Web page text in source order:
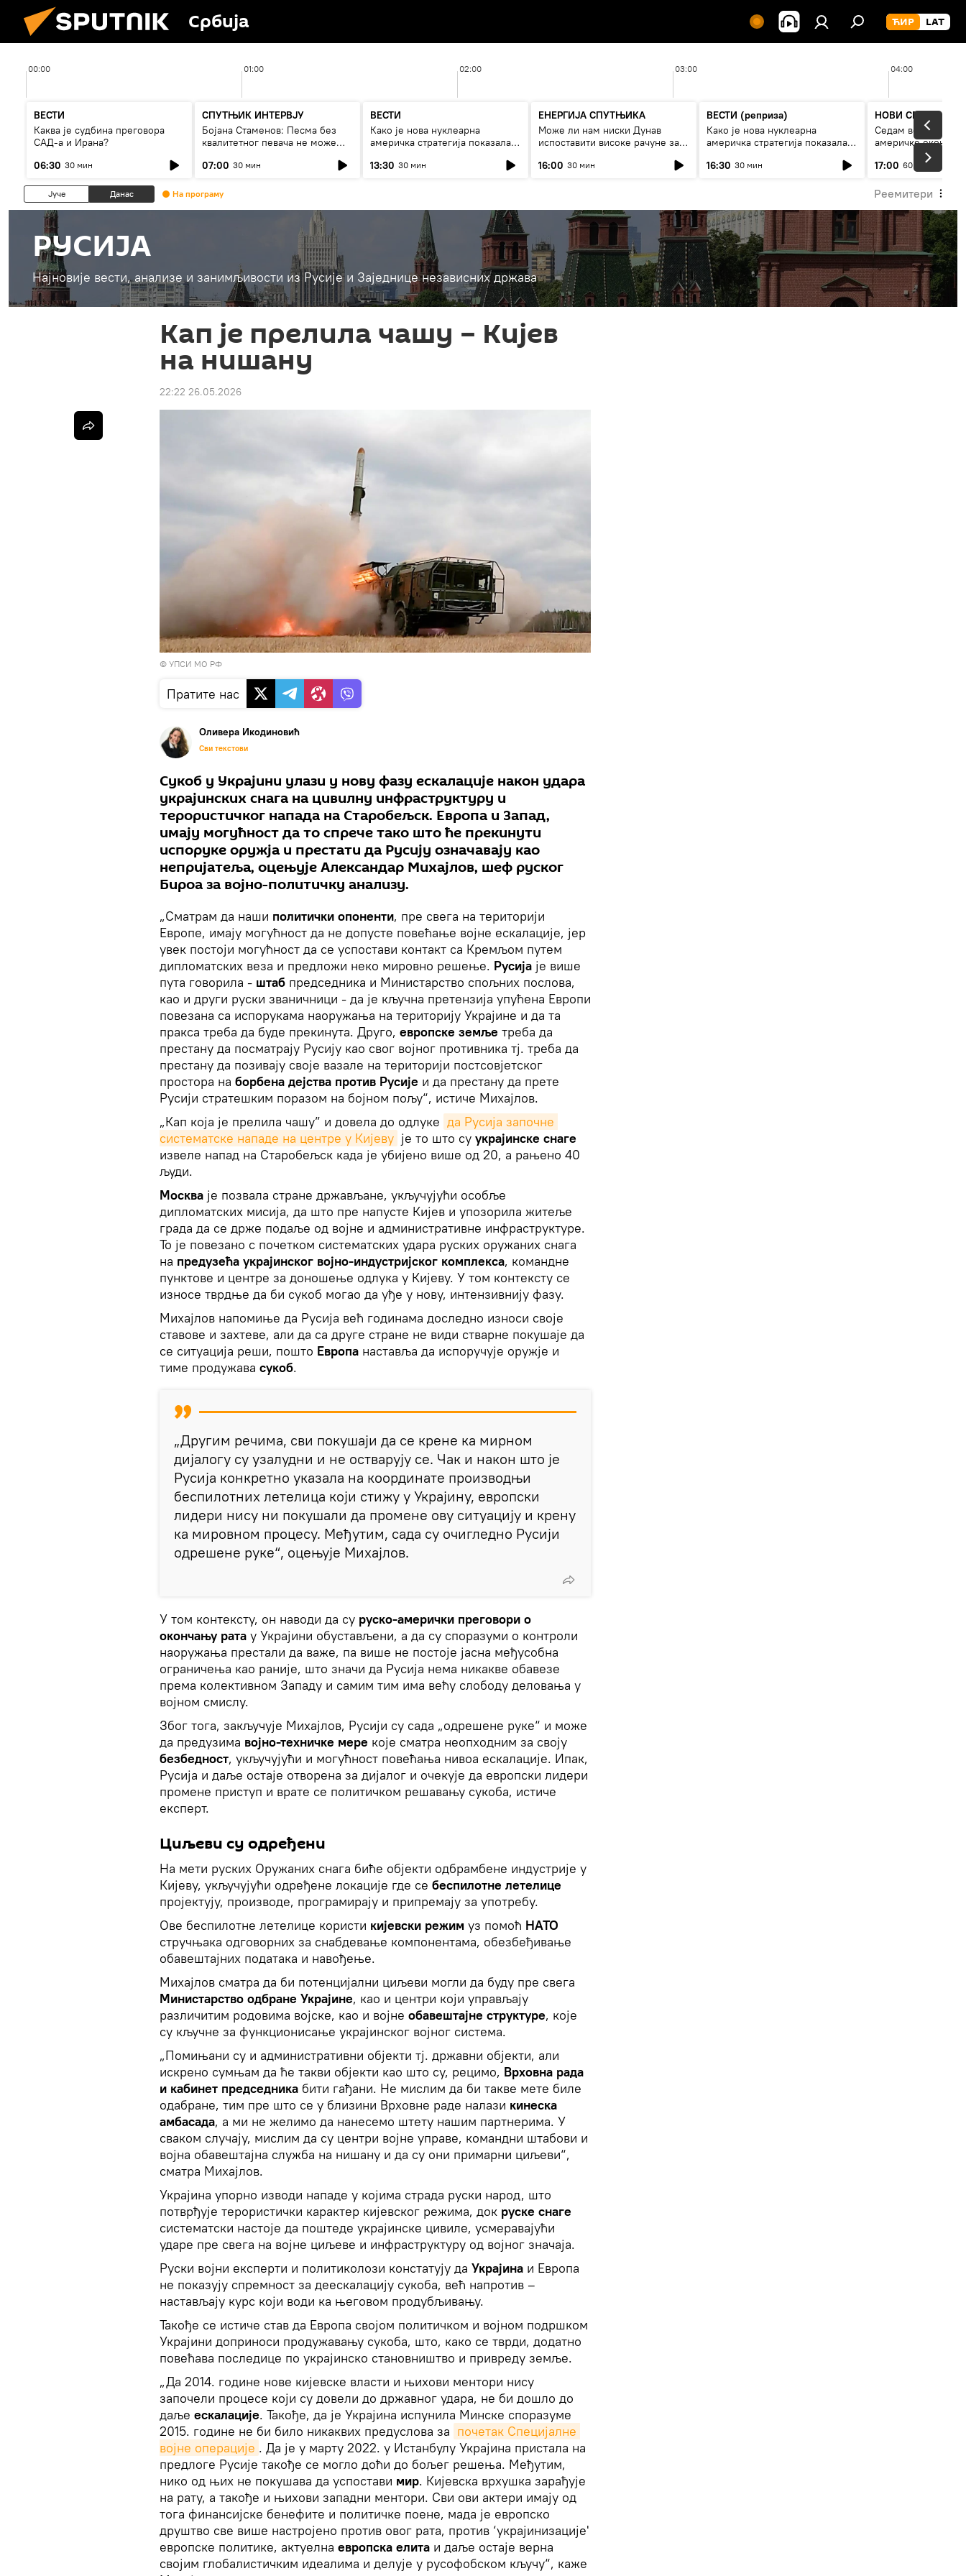
Србија
00:00 01:00 02:00 03:00 04:00
ВЕСТИ
Каква је судбина преговора
САД-а и Ирана?
06:30 30 мин
СПУТЊИК ИНТЕРВЈУ
Бојана Стаменов: Песма без
квалитетног певача не може
07:00 30 мин
ВЕСТИ
Како је нова нуклеарна
америчка стратегија показала
13:30 30 мин
ЕНЕРГИЈА СПУТЊИКА
Може ли нам ниски Дунав
испоставити високе рачуне за
16:00 30 мин
ВЕСТИ (реприза)
Како је нова нуклеарна
америчка стратегија показала
16:30 30 мин
НОВИ СПУТЊИК
Седам
америчке
17:00 60 мин
Јуче Данас На програму Реемитери
РУСИЈА
Најновије вести, анализе и занимљивости из Русије и Заједнице независних држава
Кап је прелила чашу – Кијев
на нишану
22:22 26.05.2026
© УПСИ МО РФ
Пратите нас
Оливера Икодиновић
Сви текстови
Сукоб у Украјини улази у нову фазу ескалације након удара
украјинских снага на цивилну инфраструктуру и
терористичког напада на Старобељск. Европа и Запад,
имају могућност да то спрече тако што ће прекинути
испоруке оружја и престати да Русију означавају као
непријатеља, оцењује Александар Михајлов, шеф руског
Бироа за војно-политичку анализу.
„Сматрам да наши политички опоненти, пре свега на територији
Европе, имају могућност да не допусте повећање војне ескалације, јер
увек постоји могућност да се успостави контакт са Кремљом путем
дипломатских веза и предложи неко мировно решење. Русија је више
пута говорила - штаб председника и Министарство спољних послова,
као и други руски званичници - да је кључна претензија упућена Европи
повезана са испорукама наоружања на територију Украјине и да та
пракса треба да буде прекинута. Друго, европске земље треба да
престану да посматрају Русију као свог војног противника тј. треба да
престану да позивају своје вазале на територији постсовјетског
простора на борбена дејства против Русије и да престану да прете
Русији стратешким поразом на бојном пољу“, истиче Михајлов.
„Кап која је прелила чашу” и довела до одлуке да Русија започне
систематске нападе на центре у Кијеву је то што су украјинске снаге
извеле напад на Старобeљск када је убијено више од 20, а рањено 40
људи.
Москва је позвала стране држављане, укључујући особље
дипломатских мисија, да што пре напусте Кијев и упозорила житеље
града да се држе подаље од војне и административне инфраструктуре.
То је повезано с почетком систематских удара руских оружаних снага
на предузећа украјинског војно-индустријског комплекса, командне
пунктове и центре за доношење одлука у Кијеву. У том контексту се
износе тврдње да би сукоб могао да уђе у нову, интензивнију фазу.
Михајлов напомиње да Русија већ годинама доследно износи своје
ставове и захтеве, али да са друге стране не види стварне покушаје да
се ситуација реши, пошто Европа наставља да испоручује оружје и
тиме продужава сукоб.
„Другим речима, сви покушаји да се крене ка мирном
дијалогу су узалудни и не остварују се. Чак и након што је
Русија конкретно указала на координате производњи
беспилотних летелица који стижу у Украјину, европски
лидери нису ни покушали да промене ову ситуацију и крену
ка мировном процесу. Међутим, сада су очигледно Русији
одрешене руке“, оцењује Михајлов.
У том контексту, он наводи да су руско-амерички преговори о
окончању рата у Украјини обустављени, а да су споразуми о контроли
наоружања престали да важе, па више не постоје јасна међусобна
ограничења као раније, што значи да Русија нема никакве обавезе
према колективном Западу и самим тим има већу слободу деловања у
војном смислу.
Због тога, закључује Михајлов, Русији су сада „одрешене руке“ и може
да предузима војно-техничке мере које сматра неопходним за своју
безбедност, укључујући и могућност повећања нивоа ескалације. Ипак,
Русија и даље остаје отворена за дијалог и очекује да европски лидери
промене приступ и врате се политичком решавању сукоба, истиче
експерт.
Циљеви су одређени
На мети руских Оружаних снага биће објекти одбрамбене индустрије у
Кијеву, укључујући одређене локације где се беспилотне летелице
пројектују, производе, програмирају и припремају за употребу.
Ове беспилотне летелице користи кијевски режим уз помоћ НАТО
стручњака одговорних за снабдевање компонентама, обезбеђивање
обавештајних података и навођење.
Михајлов сматра да би потенцијални циљеви могли да буду пре свега
Министарство одбране Украјине, као и центри који управљају
различитим родовима војске, као и војне обавештајне структуре, које
су кључне за функционисање украјинског војног система.
„Помињани су и административни објекти тј. државни објекти, али
искрено сумњам да ће такви објекти као што су, рецимо, Врховна рада
и кабинет председника бити гађани. Не мислим да би такве мете биле
одабране, тим пре што се у близини Врховне раде налази кинеска
амбасада, а ми не желимо да нанесемо штету нашим партнерима. У
сваком случају, мислим да су центри војне управе, командни штабови и
војна обавештајна служба на нишану и да су они примарни циљеви“,
сматра Михајлов.
Украјина упорно изводи нападе у којима страда руски народ, што
потврђује терористички карактер кијевског режима, док руске снаге
систематски настоје да поштеде украјинске цивиле, усмеравајући
ударе пре свега на војне циљеве и инфраструктуру од војног значаја.
Руски војни експерти и политиколози констатују да Украјина и Европа
не показују спремност за деескалацију сукоба, већ напротив –
настављају курс који води ка његовом продубљивању.
Такође се истиче став да Европа својом политичком и војном подршком
Украјини доприноси продужавању сукоба, што, како се тврди, додатно
повећава последице по украјинско становништво и привреду земље.
„Да 2014. године нове кијевске власти и њихови ментори нису
започели процесе који су довели до државног удара, не би дошло до
даље ескалације. Такође, да је Украјина испунила Минске споразуме
2015. године не би било никаквих предуслова за почетак Специјалне
војне операције . Да је у марту 2022. у Истанбулу Украјина пристала на
предлоге Русије такође се могло доћи до бољег решења. Међутим,
нико од њих не покушава да успостави мир. Кијевска врхушка зарађује
на рату, а такође и њихови западни ментори. Сви ови актери имају од
тога финансијске бенефите и политичке поене, мада је европско
друштво све више настројено против овог рата, против ‘украјинизације'
европске политике, актуелна европска елита и даље остаје верна
својим глобалистичким идеалима и делује у русофобском кључу“, каже